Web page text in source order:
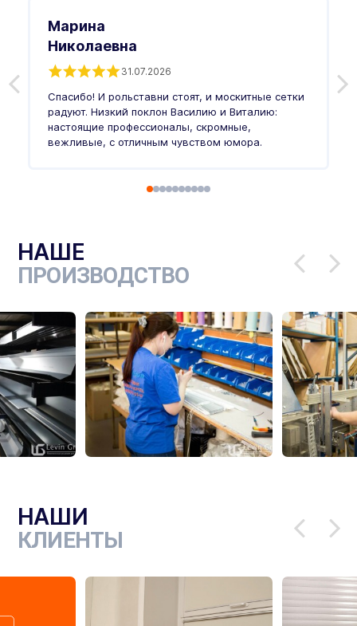
Марина
Николаевна
31.07.2026
Спасибо! И рольставни стоят, и москитные сетки
радуют. Низкий поклон Василию и Виталию:
настоящие профессионалы, скромные,
вежливые, с отличным чувством юмора.
НАШЕ
ПРОИЗВОДСТВО
НАШИ
КЛИЕНТЫ